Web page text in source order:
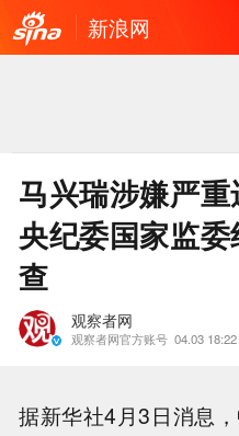
新浪网
马兴瑞涉嫌严
央纪委国家监
查
观察者网
观察者网官方账号 04.03 18:22
据新华社4月3日消息